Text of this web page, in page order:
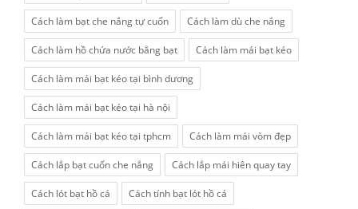
Cách làm bạt che nắng tự cuốn Cách làm dù che nắng
Cách làm hồ chứa nước bằng bạt Cách làm mái bạt kéo
Cách làm mái bạt kéo tại bình dương
Cách làm mái bạt kéo tại hà nội
Cách làm mái bạt kéo tại tphcm Cách làm mái vòm đẹp
Cách lắp bạt cuốn che nắng Cách lắp mái hiên quay tay
Cách lót bạt hồ cá Cách tính bạt lót hồ cá